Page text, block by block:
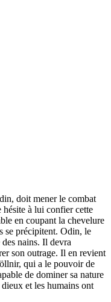
doit mener le combat
hésite à lui confier cette
en coupant la chevelure
se précipitent. Odin, le
nains. Il devra
son outrage. Il en revient
qui a le pouvoir de
de dominer sa nature
et les humains ont